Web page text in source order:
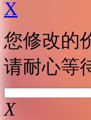
X
您修改的
请耐心等
X